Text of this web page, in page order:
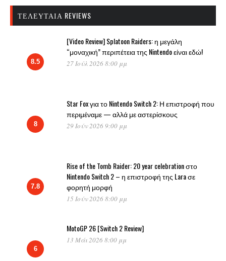
ΤΕΛΕΥΤΑΊΑ REVIEWS
8.5
[Video Review] Splatoon Raiders: η μεγάλη
“μοναχική” περιπέτεια της Nintendo είναι εδώ!
27 Ιούλ 2026 8:00 μμ
8
Star Fox για το Nintendo Switch 2: Η επιστροφή που
περιμέναμε — αλλά με αστερίσκους
29 Ιούν 2026 9:00 μμ
7.8
Rise of the Tomb Raider: 20 year celebration στο
Nintendo Switch 2 – η επιστροφή της Lara σε
φορητή μορφή
15 Ιούν 2026 8:00 μμ
6
MotoGP 26 [Switch 2 Review]
13 Μάι 2026 8:00 μμ